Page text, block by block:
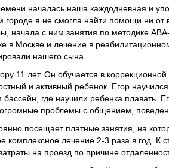
началась наша каждодневная и
городе я не смогла найти помощи ни от
начала с ним занятия по методике
в Москве и лечение в
нашего сына.
11 лет. Он обучается в
и активный ребенок. Егор
где научили ребенка плавать.
проблемы с общением,
посещает платные занятия, на
комплексное лечение 2-3 раза в год. К
на проезд по причине